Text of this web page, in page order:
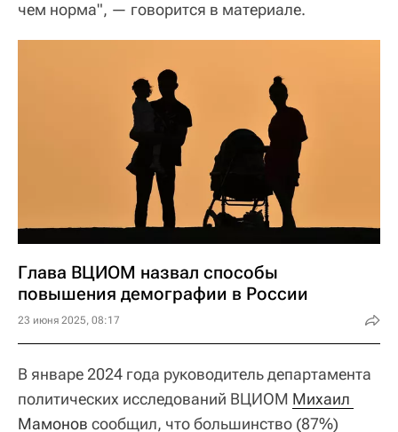
чем норма", — говорится в материале.
Глава ВЦИОМ назвал способы
повышения демографии в России
23 июня 2025, 08:17
В январе 2024 года руководитель департамента
политических исследований ВЦИОМ Михаил
Мамонов сообщил, что большинство (87%)